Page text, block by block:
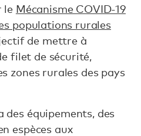
le Mécanisme COVID-19
populations rurales
de mettre à
filet de sécurité,
zones rurales des pays
équipements, des
espèces aux